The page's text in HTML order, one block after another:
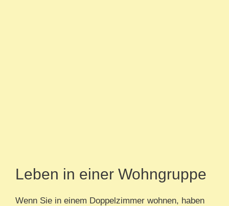
Leben in einer Wohngruppe
Wenn Sie in einem Doppelzimmer wohnen, haben